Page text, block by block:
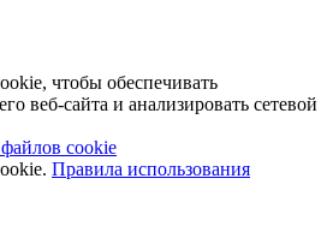
чтобы обеспечивать
веб-сайта и анализировать сетевой
cookie
Правила использования